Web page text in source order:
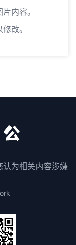
内容。
改。
认为相关内容涉嫌